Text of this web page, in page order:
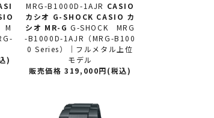
M
)
MRG-B1000D-1AJR CASIO
カシオ G-SHOCK CASIO カ
シオ MR-G G-SHOCK MRG
-B1000D-1AJR（MRG-B100
0 Series）｜フルメタル上位
モデル
販売価格 319,000円(税込)